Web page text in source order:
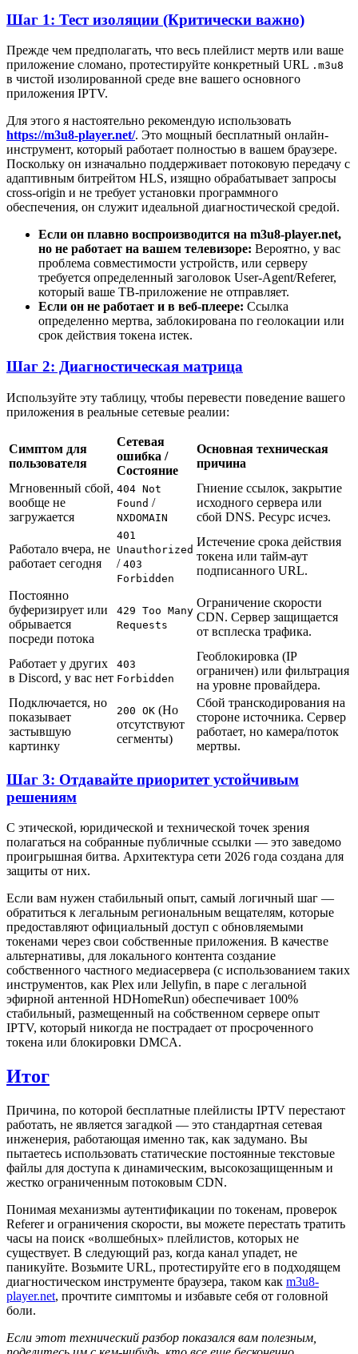
Шаг 1: Тест изоляции (Критически важно)
Прежде чем предполагать, что весь плейлист мертв или ваше
приложение сломано, протестируйте конкретный URL .m3u8
в чистой изолированной среде вне вашего основного
приложения IPTV.
Для этого я настоятельно рекомендую использовать
https://m3u8-player.net/. Это мощный бесплатный онлайн-
инструмент, который работает полностью в вашем браузере.
Поскольку он изначально поддерживает потоковую передачу с
адаптивным битрейтом HLS, изящно обрабатывает запросы
cross-origin и не требует установки программного
обеспечения, он служит идеальной диагностической средой.
Если он плавно воспроизводится на m3u8-player.net,
но не работает на вашем телевизоре: Вероятно, у вас
проблема совместимости устройств, или серверу
требуется определенный заголовок User-Agent/Referer,
который ваше ТВ-приложение не отправляет.
Если он не работает и в веб-плеере: Ссылка
определенно мертва, заблокирована по геолокации или
срок действия токена истек.
Шаг 2: Диагностическая матрица
Используйте эту таблицу, чтобы перевести поведение вашего
приложения в реальные сетевые реалии:
Симптом для
пользователя
Сетевая
ошибка /
Состояние
Основная техническая
причина
Мгновенный сбой,
вообще не
загружается
404 Not
Found /
NXDOMAIN
Гниение ссылок, закрытие
исходного сервера или
сбой DNS. Ресурс исчез.
Работало вчера, не
работает сегодня
401
Unauthorized
/ 403
Forbidden
Истечение срока действия
токена или тайм-аут
подписанного URL.
Постоянно
буферизирует или
обрывается
посреди потока
429 Too Many
Requests
Ограничение скорости
CDN. Сервер защищается
от всплеска трафика.
Работает у других
в Discord, у вас нет
403
Forbidden
Геоблокировка (IP
ограничен) или фильтрация
на уровне провайдера.
Подключается, но
показывает
застывшую
картинку
200 OK (Но
отсутствуют
сегменты)
Сбой транскодирования на
стороне источника. Сервер
работает, но камера/поток
мертвы.
Шаг 3: Отдавайте приоритет устойчивым
решениям
С этической, юридической и технической точек зрения
полагаться на собранные публичные ссылки — это заведомо
проигрышная битва. Архитектура сети 2026 года создана для
защиты от них.
Если вам нужен стабильный опыт, самый логичный шаг —
обратиться к легальным региональным вещателям, которые
предоставляют официальный доступ с обновляемыми
токенами через свои собственные приложения. В качестве
альтернативы, для локального контента создание
собственного частного медиасервера (с использованием таких
инструментов, как Plex или Jellyfin, в паре с легальной
эфирной антенной HDHomeRun) обеспечивает 100%
стабильный, размещенный на собственном сервере опыт
IPTV, который никогда не пострадает от просроченного
токена или блокировки DMCA.
Итог
Причина, по которой бесплатные плейлисты IPTV перестают
работать, не является загадкой — это стандартная сетевая
инженерия, работающая именно так, как задумано. Вы
пытаетесь использовать статические постоянные текстовые
файлы для доступа к динамическим, высокозащищенным и
жестко ограниченным потоковым CDN.
Понимая механизмы аутентификации по токенам, проверок
Referer и ограничения скорости, вы можете перестать тратить
часы на поиск «волшебных» плейлистов, которых не
существует. В следующий раз, когда канал упадет, не
паникуйте. Возьмите URL, протестируйте его в подходящем
диагностическом инструменте браузера, таком как m3u8-
player.net, прочтите симптомы и избавьте себя от головной
боли.
Если этот технический разбор показался вам полезным,